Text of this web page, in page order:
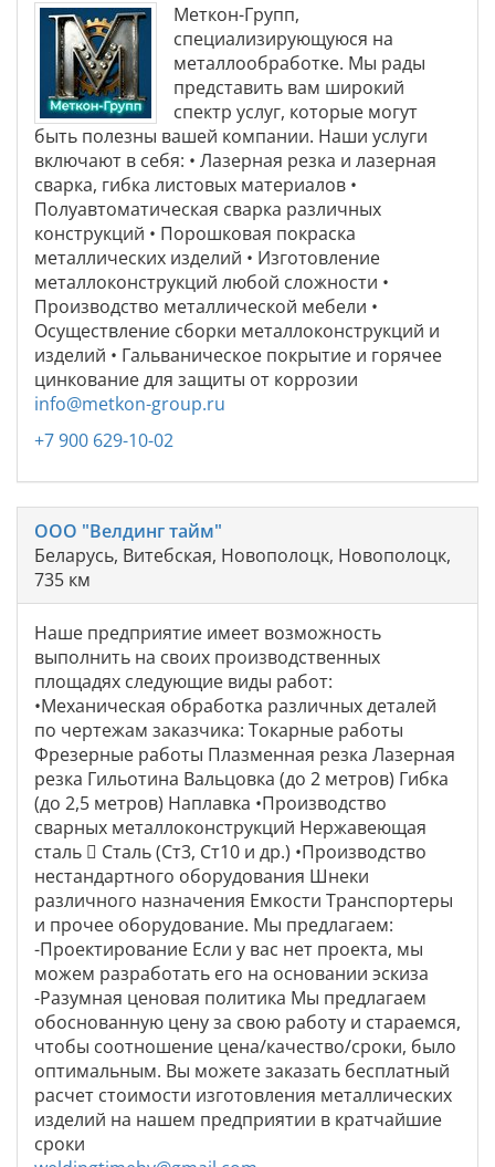
Меткон-Групп,
специализирующуюся на
металлообработке. Мы рады
представить вам широкий
спектр услуг, которые могут
быть полезны вашей компании. Наши услуги
включают в себя: • Лазерная резка и лазерная
сварка, гибка листовых материалов •
Полуавтоматическая сварка различных
конструкций • Порошковая покраска
металлических изделий • Изготовление
металлоконструкций любой сложности •
Производство металлической мебели •
Осуществление сборки металлоконструкций и
изделий • Гальваническое покрытие и горячее
цинкование для защиты от коррозии
info@metkon-group.ru
+7 900 629-10-02
ООО "Велдинг тайм"
Беларусь, Витебская, Новополоцк, Новополоцк,
735 км
Наше предприятие имеет возможность
выполнить на своих производственных
площадях следующие виды работ:
•Механическая обработка различных деталей
по чертежам заказчика: Токарные работы
Фрезерные работы Плазменная резка Лазерная
резка Гильотина Вальцовка (до 2 метров) Гибка
(до 2,5 метров) Наплавка •Производство
сварных металлоконструкций Нержавеющая
сталь  Сталь (Ст3, Ст10 и др.) •Производство
нестандартного оборудования Шнеки
различного назначения Емкости Транспортеры
и прочее оборудование. Мы предлагаем:
-Проектирование Если у вас нет проекта, мы
можем разработать его на основании эскиза
-Разумная ценовая политика Мы предлагаем
обоснованную цену за свою работу и стараемся,
чтобы соотношение цена/качество/сроки, было
оптимальным. Вы можете заказать бесплатный
расчет стоимости изготовления металлических
изделий на нашем предприятии в кратчайшие
сроки